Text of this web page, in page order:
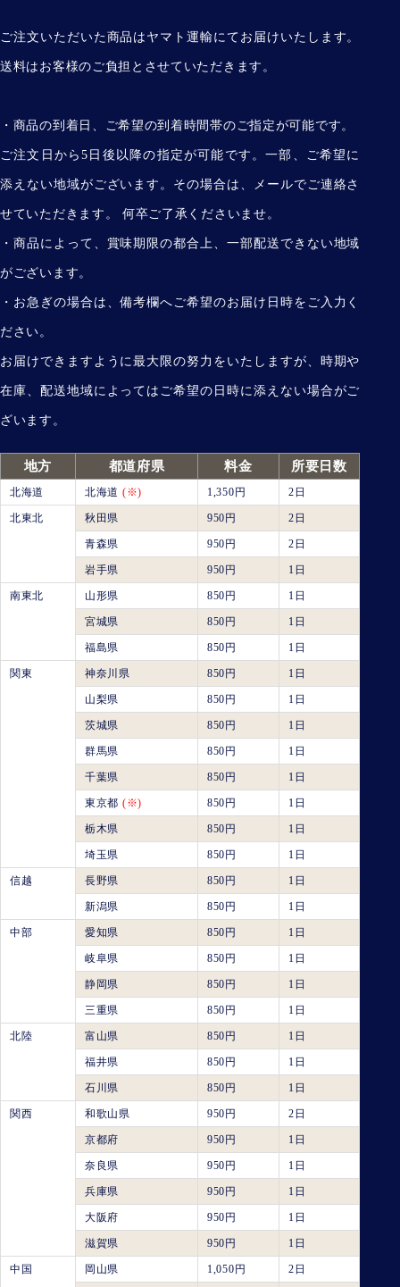
ご注文いただいた商品はヤマト運輸にてお届けいたします。
送料はお客様のご負担とさせていただきます。
・商品の到着日、ご希望の到着時間帯のご指定が可能です。
ご注文日から5日後以降の指定が可能です。一部、ご希望に
添えない地域がございます。その場合は、メールでご連絡さ
せていただきます。 何卒ご了承くださいませ。
・商品によって、賞味期限の都合上、一部配送できない地域
がございます。
・お急ぎの場合は、備考欄へご希望のお届け日時をご入力く
ださい。
お届けできますように最大限の努力をいたしますが、時期や
在庫、配送地域によってはご希望の日時に添えない場合がご
ざいます。
地方 都道府県 料金 所要日数
北海道 北海道 (※) 1,350円 2日
北東北 秋田県 950円 2日
青森県 950円 2日
岩手県 950円 1日
南東北 山形県 850円 1日
宮城県 850円 1日
福島県 850円 1日
関東 神奈川県 850円 1日
山梨県 850円 1日
茨城県 850円 1日
群馬県 850円 1日
千葉県 850円 1日
東京都 (※) 850円 1日
栃木県 850円 1日
埼玉県 850円 1日
信越 長野県 850円 1日
新潟県 850円 1日
中部 愛知県 850円 1日
岐阜県 850円 1日
静岡県 850円 1日
三重県 850円 1日
北陸 富山県 850円 1日
福井県 850円 1日
石川県 850円 1日
関西 和歌山県 950円 2日
京都府 950円 1日
奈良県 950円 1日
兵庫県 950円 1日
大阪府 950円 1日
滋賀県 950円 1日
中国 岡山県 1,050円 2日